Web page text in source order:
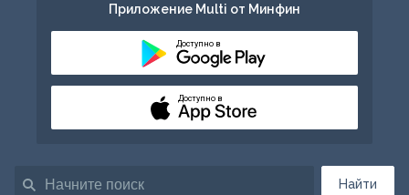
Найти
Приложение Multi от Минфин
Доступно в
Доступно в